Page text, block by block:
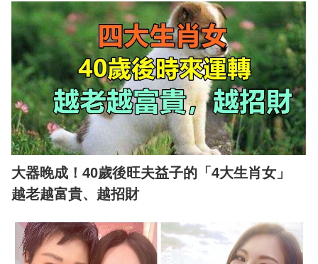
大器晚成！40歲後旺夫益子的「4大生肖女」
越老越富貴、越招財